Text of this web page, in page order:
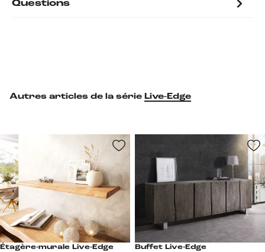
Questions
Autres articles de la série Live-Edge
Étagère-murale Live-Edge Buffet Live-Edge